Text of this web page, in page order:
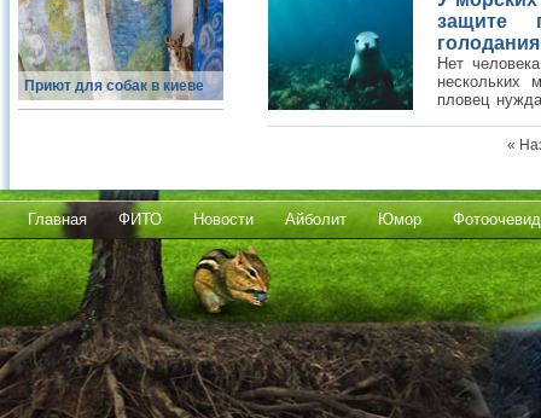
Приют для собак в киеве
защите
голодания
Нет
нескольких
пловец
«
Главная ФИТО Новости Айболит Юмор